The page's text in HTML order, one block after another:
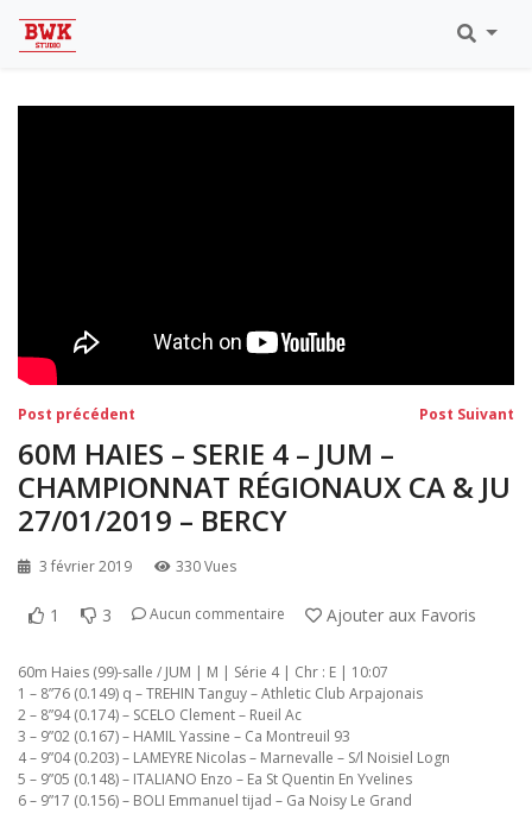
Eaubonne 2019
Navigation
de
l’article
Post précédent Post Suivant
60M HAIES – SERIE 4 – JUM –
CHAMPIONNAT RÉGIONAUX CA & JU
27/01/2019 – BERCY
3 février 2019 330 Vues
1 3 Aucun commentaire Ajouter aux Favoris
60m Haies (99)-salle / JUM | M | Série 4 | Chr : E | 10:07
1 – 8”76 (0.149) q – TREHIN Tanguy – Athletic Club Arpajonais
2 – 8”94 (0.174) – SCELO Clement – Rueil Ac
3 – 9”02 (0.167) – HAMIL Yassine – Ca Montreuil 93
4 – 9”04 (0.203) – LAMEYRE Nicolas – Marnevalle – S/l Noisiel Logn
5 – 9”05 (0.148) – ITALIANO Enzo – Ea St Quentin En Yvelines
6 – 9”17 (0.156) – BOLI Emmanuel tijad – Ga Noisy Le Grand